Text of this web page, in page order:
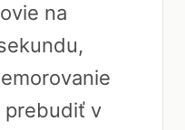
na
prebudiť v